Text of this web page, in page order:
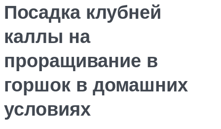
Посадка клубней
каллы на
проращивание в
горшок в домашних
условиях